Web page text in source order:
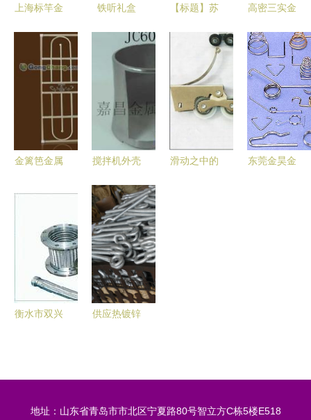
上海标竿金
密金属加工
领域的卓越
践行者
铁听礼盒
装制品的品
质与魅力
——基于自
助贸易平台
的产品解析
【标题】苏
制品 铝产
品供应领航
者，打造品
质与创新双
中国铝业网
高密三实金
有限公司产
品中心 匠
心铸造，品
质保障
金篱笆金属
的防护窗领
跑品牌
搅拌机外壳
解析 金属
制品的工业
基础选择
滑动之中的
东莞金昊金
衡水市双兴
供应热镀锌
地址：山东省青岛市市北区宁夏路80号智立方C栋5楼E518